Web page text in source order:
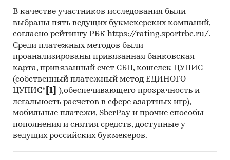
В качестве участников исследования были
выбраны пять ведущих букмекерских компаний,
согласно рейтингу РБК https://rating.sportrbc.ru/.
Среди платежных методов были
проанализированы привязанная банковская
карта, привязанный счет СБП, кошелек ЦУПИС
(собственный платежный метод ЕДИНОГО
ЦУПИС* [1]
),обеспечивающего прозрачность и
легальность расчетов в сфере азартных игр),
мобильные платежи, SberPay и прочие способы
пополнения и снятия средств, доступные у
ведущих российских букмекеров.